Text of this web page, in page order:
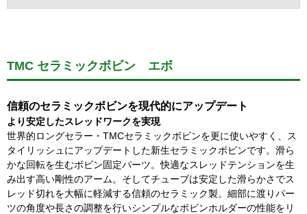
TMC セラミックボビン エボ
信頼のセラミックボビンを現代的にアップデート
より安定したスレッドワークを実現
世界的ロングセラー・TMCセラミックボビンを更に使いやすく、ス
タイリッシュにアップデートした新生セラミックボビンです。滑ら
かな回転を生むボビン固定パーツ。快適なスレッドテンションを生
み出す高い剛性のアーム。そしてチューブは安定した滑らかさでス
レッド切れを大幅に軽減する信頼のセラミック製。細部に渡りパー
ツの角度や長さの調整を行いシンプルなボビンホルダーの性能をリ